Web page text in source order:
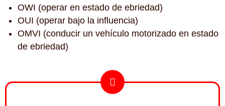
OWI (operar en estado de ebriedad)
OUI (operar bajo la influencia)
OMVI (conducir un vehículo motorizado en estado
de ebriedad)